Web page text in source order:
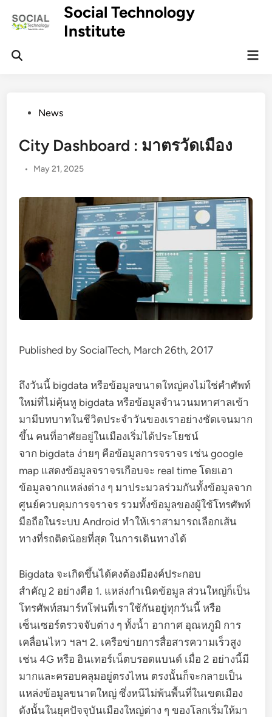
Social Technology
Institute
PostedNews
City Dashboard : มาตรวัดเมือง
• May 21, 2025
Published by SocialTech, March 26th, 2017
ถึงวันนี้ bigdata หรือข้อมูลขนาดใหญ่คงไม่ใช่คำศัพท์
ใหม่ที่ไม่คุ้นหู bigdata หรือข้อมูลจำนวนมหาศาลเข้า
มามีบทบาทในชีวิตประจำวันของเราอย่างชัดเจนมาก
ขึ้น คนที่อาศัยอยู่ในเมืองเริ่มได้ประโยชน์
จาก bigdata ง่ายๆ คือข้อมูลการจราจร เช่น google
map แสดงข้อมูลจราจรเกือบจะ real time โดยเอา
ข้อมูลจากแหล่งต่าง ๆ มาประมวลร่วมกันทั้งข้อมูลจาก
ศูนย์ควบคุมการจราจร รวมทั้งข้อมูลของผู้ใช้โทรศัพท์
มือถือในระบบ Android ทำให้เราสามารถเลือกเส้น
ทางที่รถติดน้อยที่สุด ในการเดินทางได้
Bigdata จะเกิดขึ้นได้คงต้องมีองค์ประกอบ
สำคัญ 2 อย่างคือ 1. แหล่งกำเนิดข้อมูล ส่วนใหญ่ก็เป็น
โทรศัพท์สมาร์ทโฟนที่เราใช้กันอยู่ทุกวันนี้ หรือ
เซ็นเซอร์ตรวจจับต่าง ๆ ทั้งน้ำ อากาศ อุณหภูมิ การ
เคลื่อนไหว ฯลฯ 2. เครือข่ายการสื่อสารความเร็วสูง
เช่น 4G หรือ อินเทอร์เน็ตบรอดแบนด์ เมื่อ 2 อย่างนี้มี
มากและครอบคลุมอยู่ตรงไหน ตรงนั้นก็จะกลายเป็น
แหล่งข้อมูลขนาดใหญ่ ซึ่งหนีไม่พ้นพื้นที่ในเขตเมือง
ดังนั้นในยุคปัจจุบันเมืองใหญ่ต่าง ๆ ของโลกเริ่มให้มา